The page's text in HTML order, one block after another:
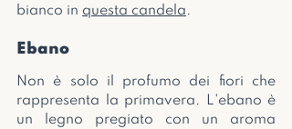
bianco in questa candela.
Ebano
Non è solo il profumo dei fiori che
rappresenta la primavera. L'ebano è
un legno pregiato con un aroma